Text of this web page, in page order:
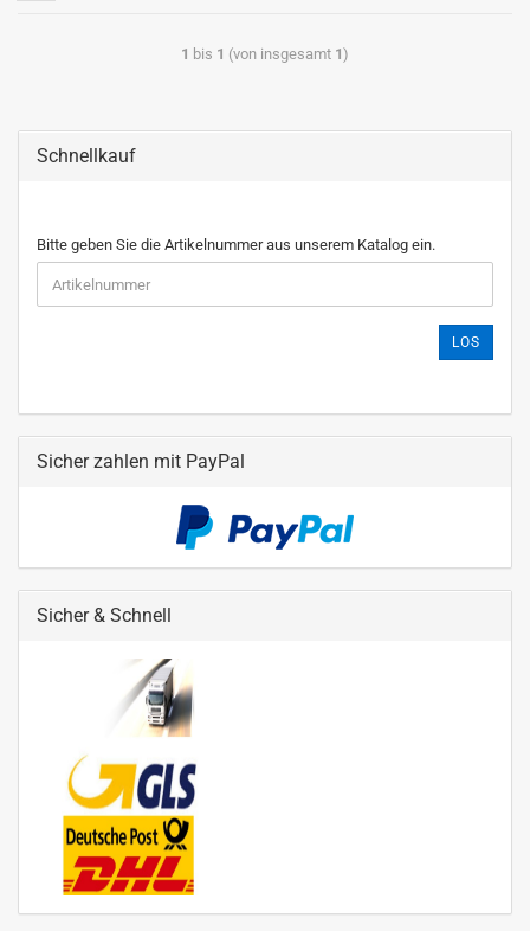
1 bis 1 (von insgesamt 1)
Schnellkauf
Bitte geben Sie die Artikelnummer aus unserem Katalog ein.
LOS
Sicher zahlen mit PayPal
Sicher & Schnell